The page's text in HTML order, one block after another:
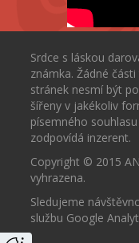
Srdce s láskou
známka. Žádné
stránek nesmí být
šířeny v jakékoliv
písemného
zodpovídá inzerent.
Copyright © 2015
vyhrazena.
Sledujeme
službu Google